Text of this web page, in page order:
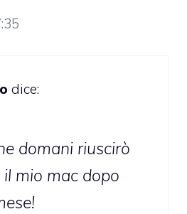
dice:
domani riuscirò
mio mac dopo